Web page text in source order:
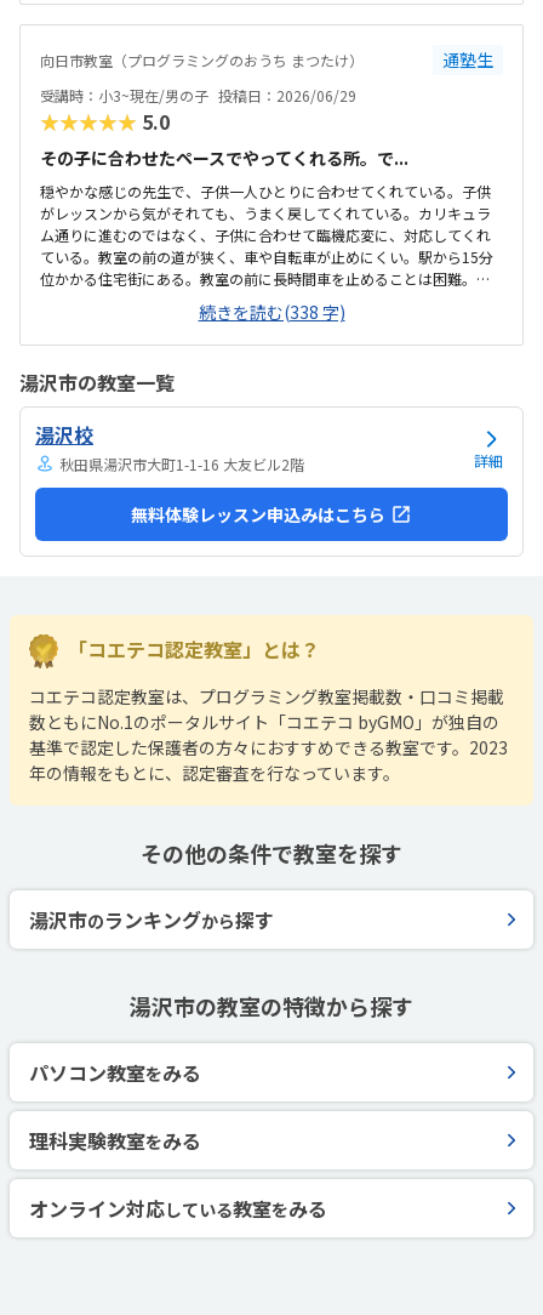
だ古民家を使用しているので、2階の教室に上がる階段が急です。この
います。プログラミング以外でもボードゲームをするためにレッスン
がない日でも行っても良いとの事なので、そこか他の教室とは違うと
感じました。大好きなマイクラを使っていることで、子...
向日市教室（プログラミングのおうち まつたけ） 通塾生
受講時：小3~現在/男の子 投稿日：2026/06/29
★★★★★ 5.0
その子に合わせたペースでやってくれる所。で...
穏やかな感じの先生で、子供一人ひとりに合わせてくれている。子供
がレッスンから気がそれても、うまく戻してくれている。カリキュラ
ム通りに進むのではなく、子供に合わせて臨機応変に、対応してくれ
ている。教室の前の道が狭く、車や自転車が止めにくい。駅から15分
位かかる住宅街にある。教室の前に長時間車を止めることは困難。教
室は古民家をリノベーションされて使用しているので、建物自体は古
いなる。特に階段が急で狭いが机や椅子はきれい。他のプログラミン
グと比較して同じ程度の金額だと思います。回数は90分を月2回か60分
る。少人数でその子に合わせた対応してくれる。古民家でやっている
ので、教室がある2階に行く階段が急で狭く危ない。
続きを読む(338 字)
湯沢市の教室一覧
湯沢校
秋田県湯沢市大町1-1-16 大友ビル2階 詳細
無料体験レッスン申込みはこちら
「コエテコ認定教室」とは？
コエテコ認定教室は、プログラミング教室掲載数・口コミ掲載
数ともにNo.1のポータルサイト「コエテコ byGMO」が独自の
基準で認定した保護者の方々におすすめできる教室です。2023
年の情報をもとに、認定審査を行なっています。
その他の条件で教室を探す
湯沢市のランキングから探す
湯沢市の教室の特徴から探す
パソコン教室をみる
理科実験教室をみる
オンライン対応している教室をみる